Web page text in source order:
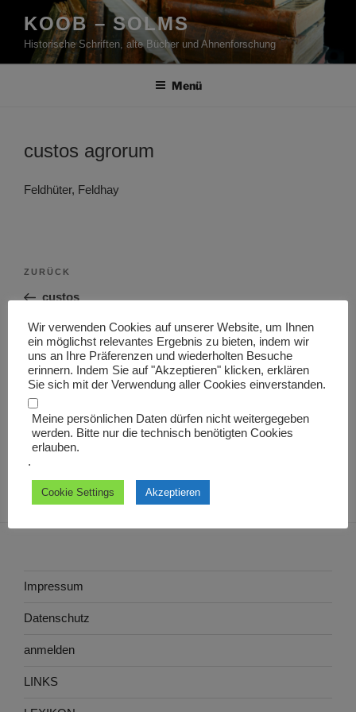
Inhalt
springen
KOOB – SOLMS
Historische Schriften, alte Bücher und Ahnenforschung
Menü
custos agrorum
Feldhüter, Feldhay
Beitragsnavigation
Vorheriger
Beitrag
ZURÜCK
custos
Nächster
Beitrag
WEITER
custos animalium
Impressum
Datenschutz
anmelden
LINKS
Wir verwenden Cookies auf unserer Website, um Ihnen
ein möglichst relevantes Ergebnis zu bieten, indem wir
uns an Ihre Präferenzen und wiederholten Besuche
erinnern. Indem Sie auf "Akzeptieren" klicken, erklären
Sie sich mit der Verwendung aller Cookies einverstanden.
Meine persönlichen Daten dürfen nicht weitergegeben
werden. Bitte nur die technisch benötigten Cookies
erlauben.
.
Cookie Settings Akzeptieren